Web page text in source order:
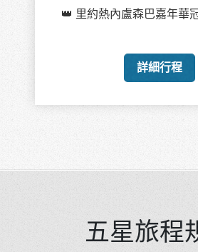
👑 里約熱內盧森巴嘉年華
詳細行程
五星旅程